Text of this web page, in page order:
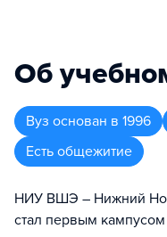
Об
Вуз основан в 1996
Есть общежитие
НИУ ВШЭ – Нижний
стал первым